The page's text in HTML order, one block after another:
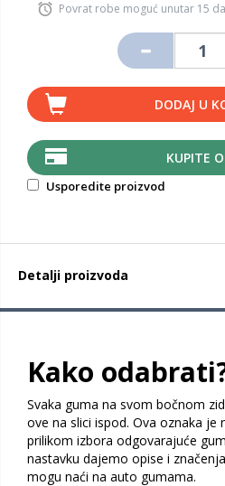
Povrat robe moguć unutar 15
DODAJ U
KUPITE
Usporedite proizvod
Detalji proizvoda
Kako
Svaka guma na svom bočnom
ove na slici ispod. Ova oznaka je
prilikom izbora odgovarajuće
nastavku dajemo opise i
mogu naći na auto gumama.